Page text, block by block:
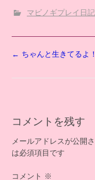
マビノギプレイ日記
投
ナ
シ
ョ
ン
← ちゃんと生きてるよ
コメントを残す
メールアドレスが公開
は必須項目です
コメント ※